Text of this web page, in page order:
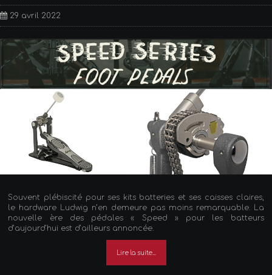
29 avril 2022
Souvent plébiscité pour ses kits batteries et ses caisses claires,
le hardware Ludwig n’en demeure pas moins remarquable. La
nouvelle ère des pédales « Speed » pour les batteurs
d’aujourd’hui est d’ailleurs annoncée.
Lire la suite...